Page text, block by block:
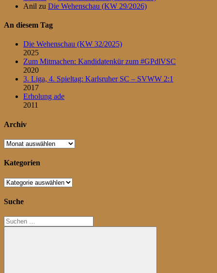
Anil zu Die Wehenschau (KW 29/2026)
An diesem Tag
Die Wehenschau (KW 32/2025)
2025
Zum Mitmachen: Kandidatenkür zum #GPdlVSC
2020
3. Liga, 4. Spieltag: Karlsruher SC – SVWW 2:1
2017
Erholung ade
2011
Archiv
Archiv
Kategorien
Kategorien
Suche
Suchen
nach: